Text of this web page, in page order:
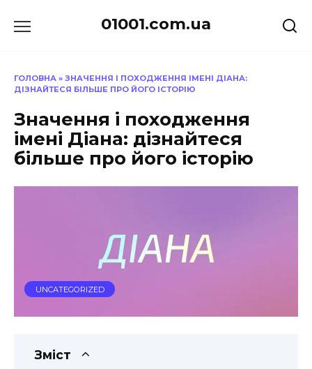
до
01001.com.ua
ГОЛОВНА » ЗНАЧЕННЯ І ПОХОДЖЕННЯ ІМЕНІ ДІАНА:
ДІЗНАЙТЕСЯ БІЛЬШЕ ПРО ЙОГО ІСТОРІЮ
Значення і походження
імені Діана: дізнайтеся
більше про його історію
UNCATEGORIZED
Зміст